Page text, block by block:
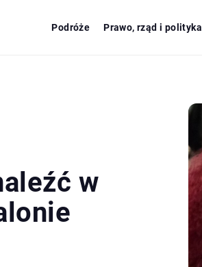
Podróże Prawo, rząd i polityka
w